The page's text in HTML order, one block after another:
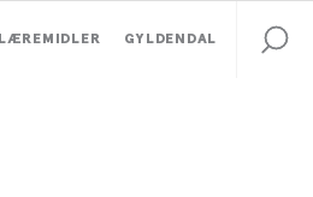
LÆREMIDLER GYLDENDAL